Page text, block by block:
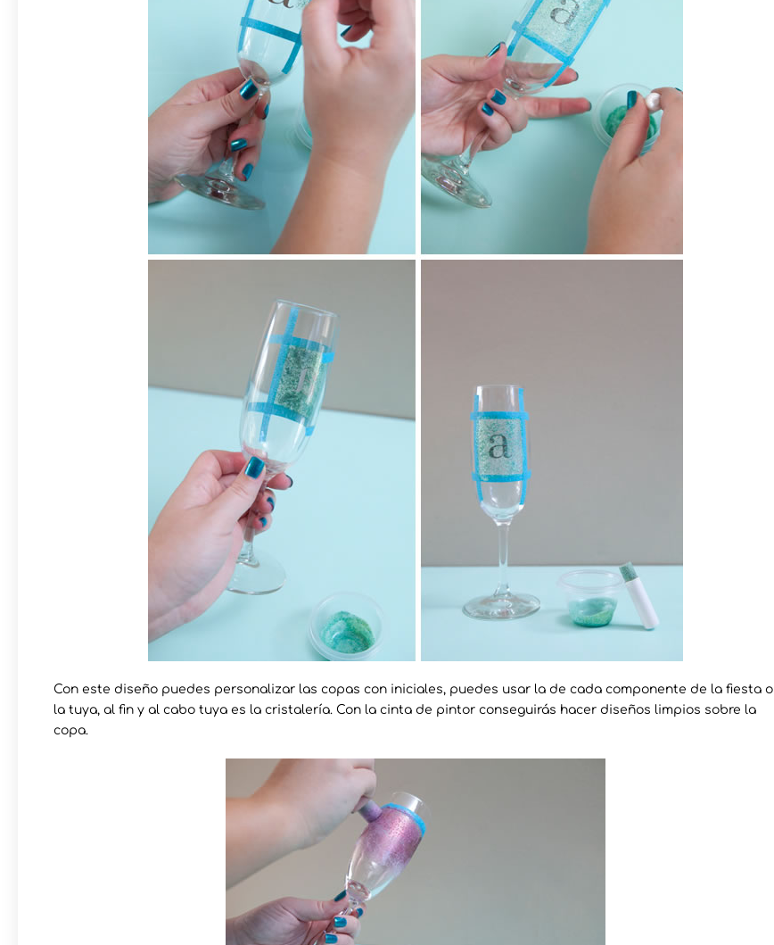
Con este diseño puedes personalizar las copas con iniciales, puedes usar la de cada componente de la fiesta o
la tuya, al fin y al cabo tuya es la cristalería. Con la cinta de pintor conseguirás hacer diseños limpios sobre la
copa.